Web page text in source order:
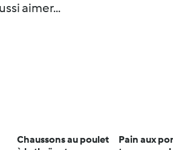
aimer...
Chaussons au poulet
Pain aux